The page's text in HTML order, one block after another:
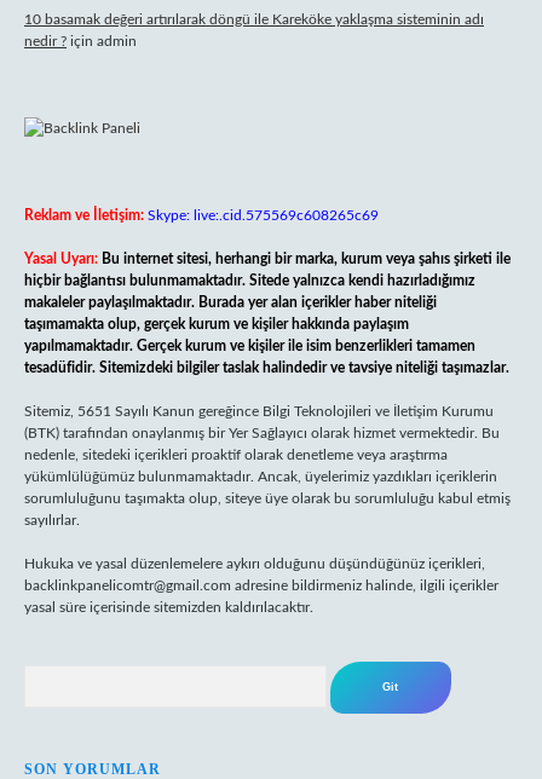
10 basamak değeri artırılarak döngü ile Kareköke yaklaşma sisteminin adı
nedir ? için admin
Reklam ve İletişim: Skype: live:.cid.575569c608265c69
Yasal Uyarı: Bu internet sitesi, herhangi bir marka, kurum veya şahıs şirketi ile
hiçbir bağlantısı bulunmamaktadır. Sitede yalnızca kendi hazırladığımız
makaleler paylaşılmaktadır. Burada yer alan içerikler haber niteliği
taşımamakta olup, gerçek kurum ve kişiler hakkında paylaşım
yapılmamaktadır. Gerçek kurum ve kişiler ile isim benzerlikleri tamamen
tesadüfidir. Sitemizdeki bilgiler taslak halindedir ve tavsiye niteliği taşımazlar.
Sitemiz, 5651 Sayılı Kanun gereğince Bilgi Teknolojileri ve İletişim Kurumu
(BTK) tarafından onaylanmış bir Yer Sağlayıcı olarak hizmet vermektedir. Bu
nedenle, sitedeki içerikleri proaktif olarak denetleme veya araştırma
yükümlülüğümüz bulunmamaktadır. Ancak, üyelerimiz yazdıkları içeriklerin
sorumluluğunu taşımakta olup, siteye üye olarak bu sorumluluğu kabul etmiş
sayılırlar.
Hukuka ve yasal düzenlemelere aykırı olduğunu düşündüğünüz içerikleri,
backlinkpanelicomtr@gmail.com adresine bildirmeniz halinde, ilgili içerikler
yasal süre içerisinde sitemizden kaldırılacaktır.
SON YORUMLAR